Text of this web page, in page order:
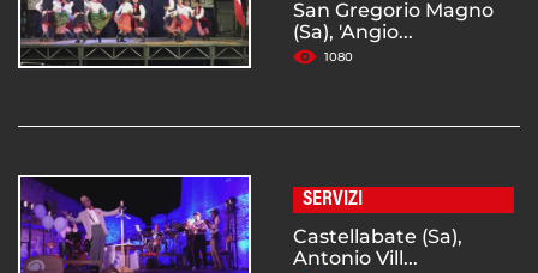
San Gregorio Magno
(Sa), 'Angio...
1080
SERVIZI
Castellabate (Sa),
Antonio Vill...